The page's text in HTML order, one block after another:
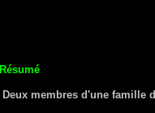
Résumé
Deux membres d'une famille